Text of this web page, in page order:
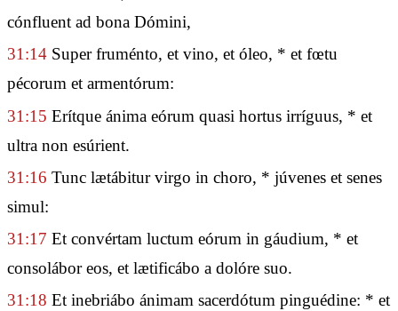
cónfluent ad bona Dómini,
31:14 Super fruménto, et vino, et óleo, * et fœtu
pécorum et armentórum:
31:15 Erítque ánima eórum quasi hortus irríguus, * et
ultra non esúrient.
31:16 Tunc lætábitur virgo in choro, * júvenes et senes
simul:
31:17 Et convértam luctum eórum in gáudium, * et
consolábor eos, et lætificábo a dolóre suo.
31:18 Et inebriábo ánimam sacerdótum pinguédine: * et